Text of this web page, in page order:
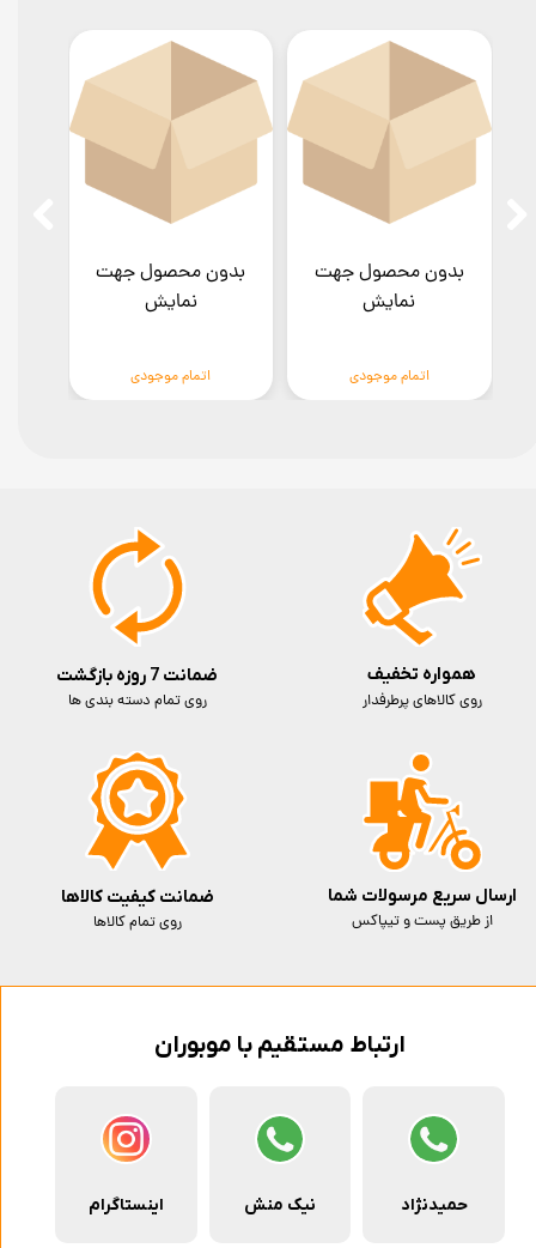
بدون محصول جهت
نمایش
اتمام موجودی
بدون محصول جهت
نمایش
اتمام موجودی
ارتباط مستقیم با موبوران
حمیدنژاد نیک منش اینستاگرام
ضمانت 7 روزه بازگشت
روی تمام دسته بندی ها
ارسال سریع مرسولات شما
از طریق پست و تیپاکس
ضمانت کیفیت کالاها
روی تمام کالاها
همواره تخفیف
روی کالاهای پرطرفدار